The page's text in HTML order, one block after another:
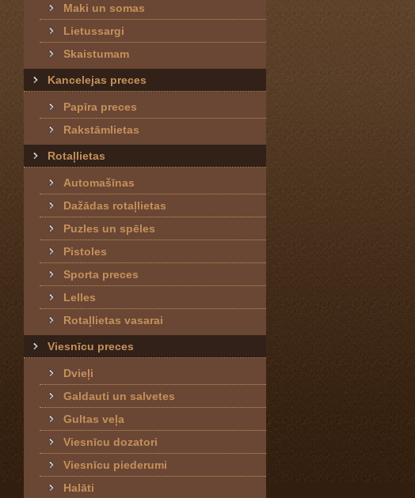
Maki un somas
Lietussargi
Skaistumam
Kancelejas preces
Papīra preces
Rakstāmlietas
Rotaļlietas
Automašīnas
Dažādas rotaļlietas
Puzles un spēles
Pistoles
Sporta preces
Lelles
Rotaļlietas vasarai
Viesnīcu preces
Dvieļi
Galdauti un salvetes
Gultas veļa
Viesnīcu dozatori
Viesnīcu piederumi
Halāti